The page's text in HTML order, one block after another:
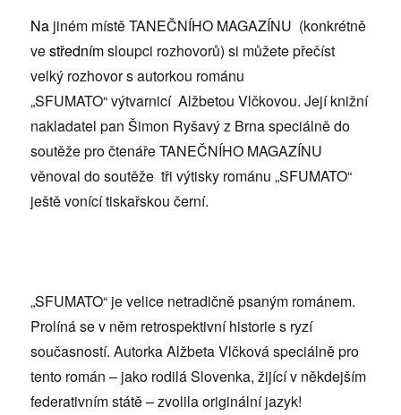
Na jiném místě TANEČNÍHO MAGAZÍNU (konkrétně
vestřednímsloupci rozhovorů) si můžete přečíst
velký rozhovor s autorkou románu
„SFUMATO“ výtvarnicí Alžbetou Vlčkovou. Její knižní
nakladatel pan Šimon Ryšavý z Brna speciálně do
soutěže pro čtenáře TANEČNÍHO MAGAZÍNU
věnoval do soutěže tři výtisky románu „SFUMATO“
ještě vonící tiskařskou černí.
„SFUMATO“ je velice netradičně psaným románem.
Prolíná se v něm retrospektivní historie s ryzí
současností. Autorka Alžbeta Vlčková speciálně pro
tento román – jako rodilá Slovenka, žijící v někdejším
federativním státě – zvolila originální jazyk!